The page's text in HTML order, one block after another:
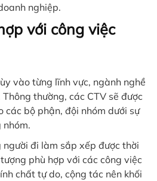
nghiệp.
với công việc
vào từng lĩnh vực, ngành nghề
thường, các CTV sẽ được
các bộ phận, đội nhóm dưới sự
nhóm.
người đi làm sắp xếp được thời
phù hợp với các công việc
chất tự do, cộng tác nên khối